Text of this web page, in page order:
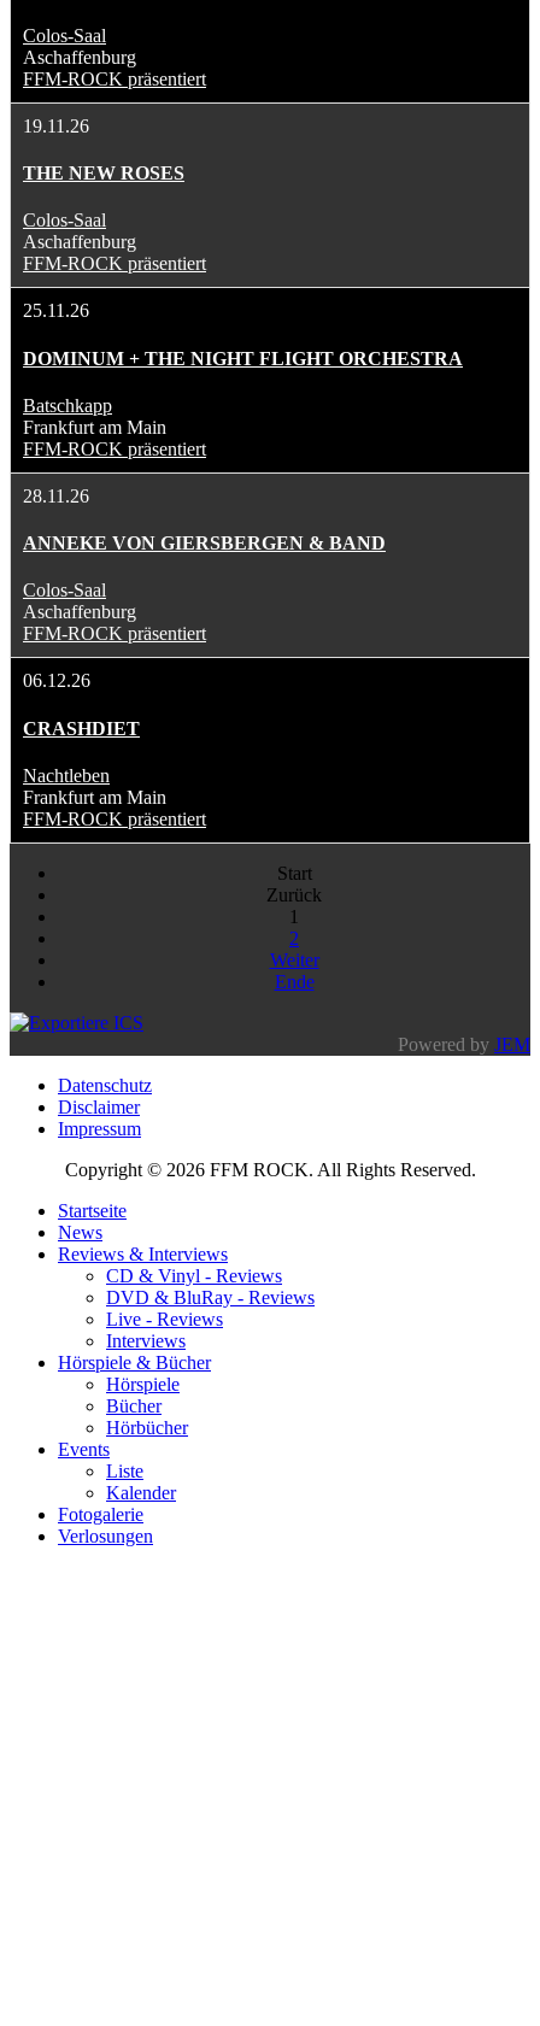
Colos-Saal
Aschaffenburg
FFM-ROCK präsentiert
19.11.26
THE NEW ROSES
Colos-Saal
Aschaffenburg
FFM-ROCK präsentiert
25.11.26
DOMINUM + THE NIGHT FLIGHT ORCHESTRA
Batschkapp
Frankfurt am Main
FFM-ROCK präsentiert
28.11.26
ANNEKE VON GIERSBERGEN & BAND
Colos-Saal
Aschaffenburg
FFM-ROCK präsentiert
06.12.26
CRASHDIET
Nachtleben
Frankfurt am Main
FFM-ROCK präsentiert
Start
Zurück
1
2
Weiter
Ende
Powered by JEM
Datenschutz
Disclaimer
Impressum
Copyright © 2026 FFM ROCK. All Rights Reserved.
Startseite
News
Reviews & Interviews
CD & Vinyl - Reviews
DVD & BluRay - Reviews
Live - Reviews
Interviews
Hörspiele & Bücher
Hörspiele
Bücher
Hörbücher
Events
Liste
Kalender
Fotogalerie
Verlosungen